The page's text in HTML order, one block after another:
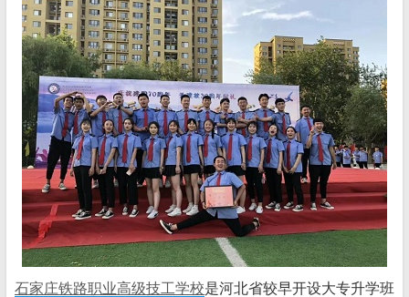
石家庄铁路职业高级技工学校是河北省较早开设大专升学班